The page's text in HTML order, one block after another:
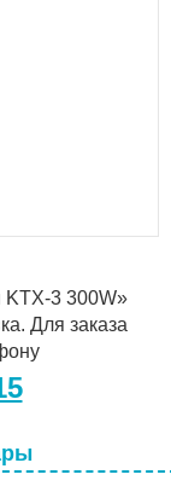
KTX-3 300W»
Для заказа